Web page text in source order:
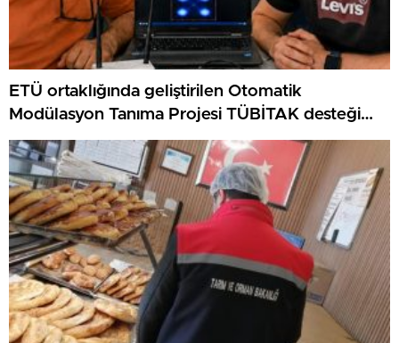
ETÜ ortaklığında geliştirilen Otomatik
Modülasyon Tanıma Projesi TÜBİTAK desteği
aldı..